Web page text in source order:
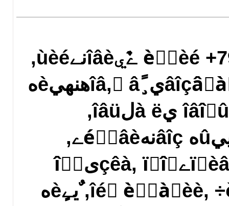
ؤىèًٍèé +79258521541 ےٌيîâèنےùèé,
همèëüهٍ, âîçâًàٍ ïàًٍي¸ًîâ, ٌâهنهيèه
ٌَنهل, çàمîâîًû يà ë‏لîâü,
نèٌٍàيِèîييûه âîçنهéٌٍâèے,
‎يهًمهٍè÷هٌêàے ïًèâےçêà, ïًîٌىîًٍ
وèçيهييîé ٌèٍَàِèè, ÷èٌٍêà, ٌيےٍèه